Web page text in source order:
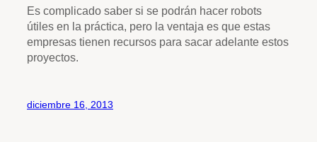
Es complicado saber si se podrán hacer robots
útiles en la práctica, pero la ventaja es que estas
empresas tienen recursos para sacar adelante estos
proyectos.
diciembre 16, 2013